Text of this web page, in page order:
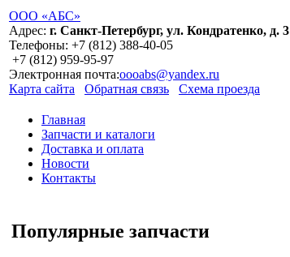
ООО «АБС»
Адрес: г. Санкт-Петербург, ул. Кондратенко, д. 3
Телефоны: +7 (812) 388-40-05
+7 (812) 959-95-97
Электронная почта:oooabs@yandex.ru
Карта сайта
Обратная связь Схема проезда
Главная
Запчасти и каталоги
Доставка и оплата
Новости
Контакты
Популярные запчасти